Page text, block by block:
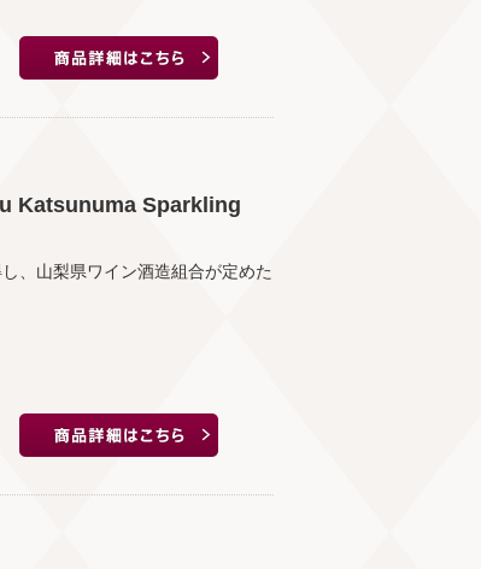
Katsunuma Sparkling
、山梨県ワイン酒造組合が定めた